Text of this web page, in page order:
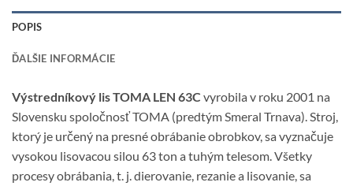
POPIS
ĎALŠIE INFORMÁCIE
Výstredníkový lis TOMA LEN 63C vyrobila v roku 2001 na
Slovensku spoločnosť TOMA (predtým Smeral Trnava). Stroj,
ktorý je určený na presné obrábanie obrobkov, sa vyznačuje
vysokou lisovacou silou 63 ton a tuhým telesom. Všetky
procesy obrábania, t. j. dierovanie, rezanie a lisovanie, sa